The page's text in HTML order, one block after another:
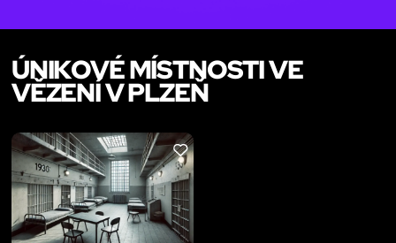
ÚNIKOVÉ MÍSTNOSTI VE
VĚZENÍ V PLZEŇ
LIKE